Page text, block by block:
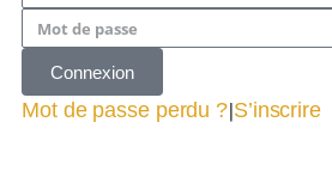
Connexion
Mot de passe perdu ?|S’inscrire